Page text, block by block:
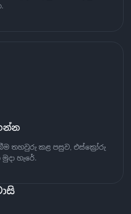
තහවුරු කළ පසුව, එස්ක්‍රෝරු
හැරේ.